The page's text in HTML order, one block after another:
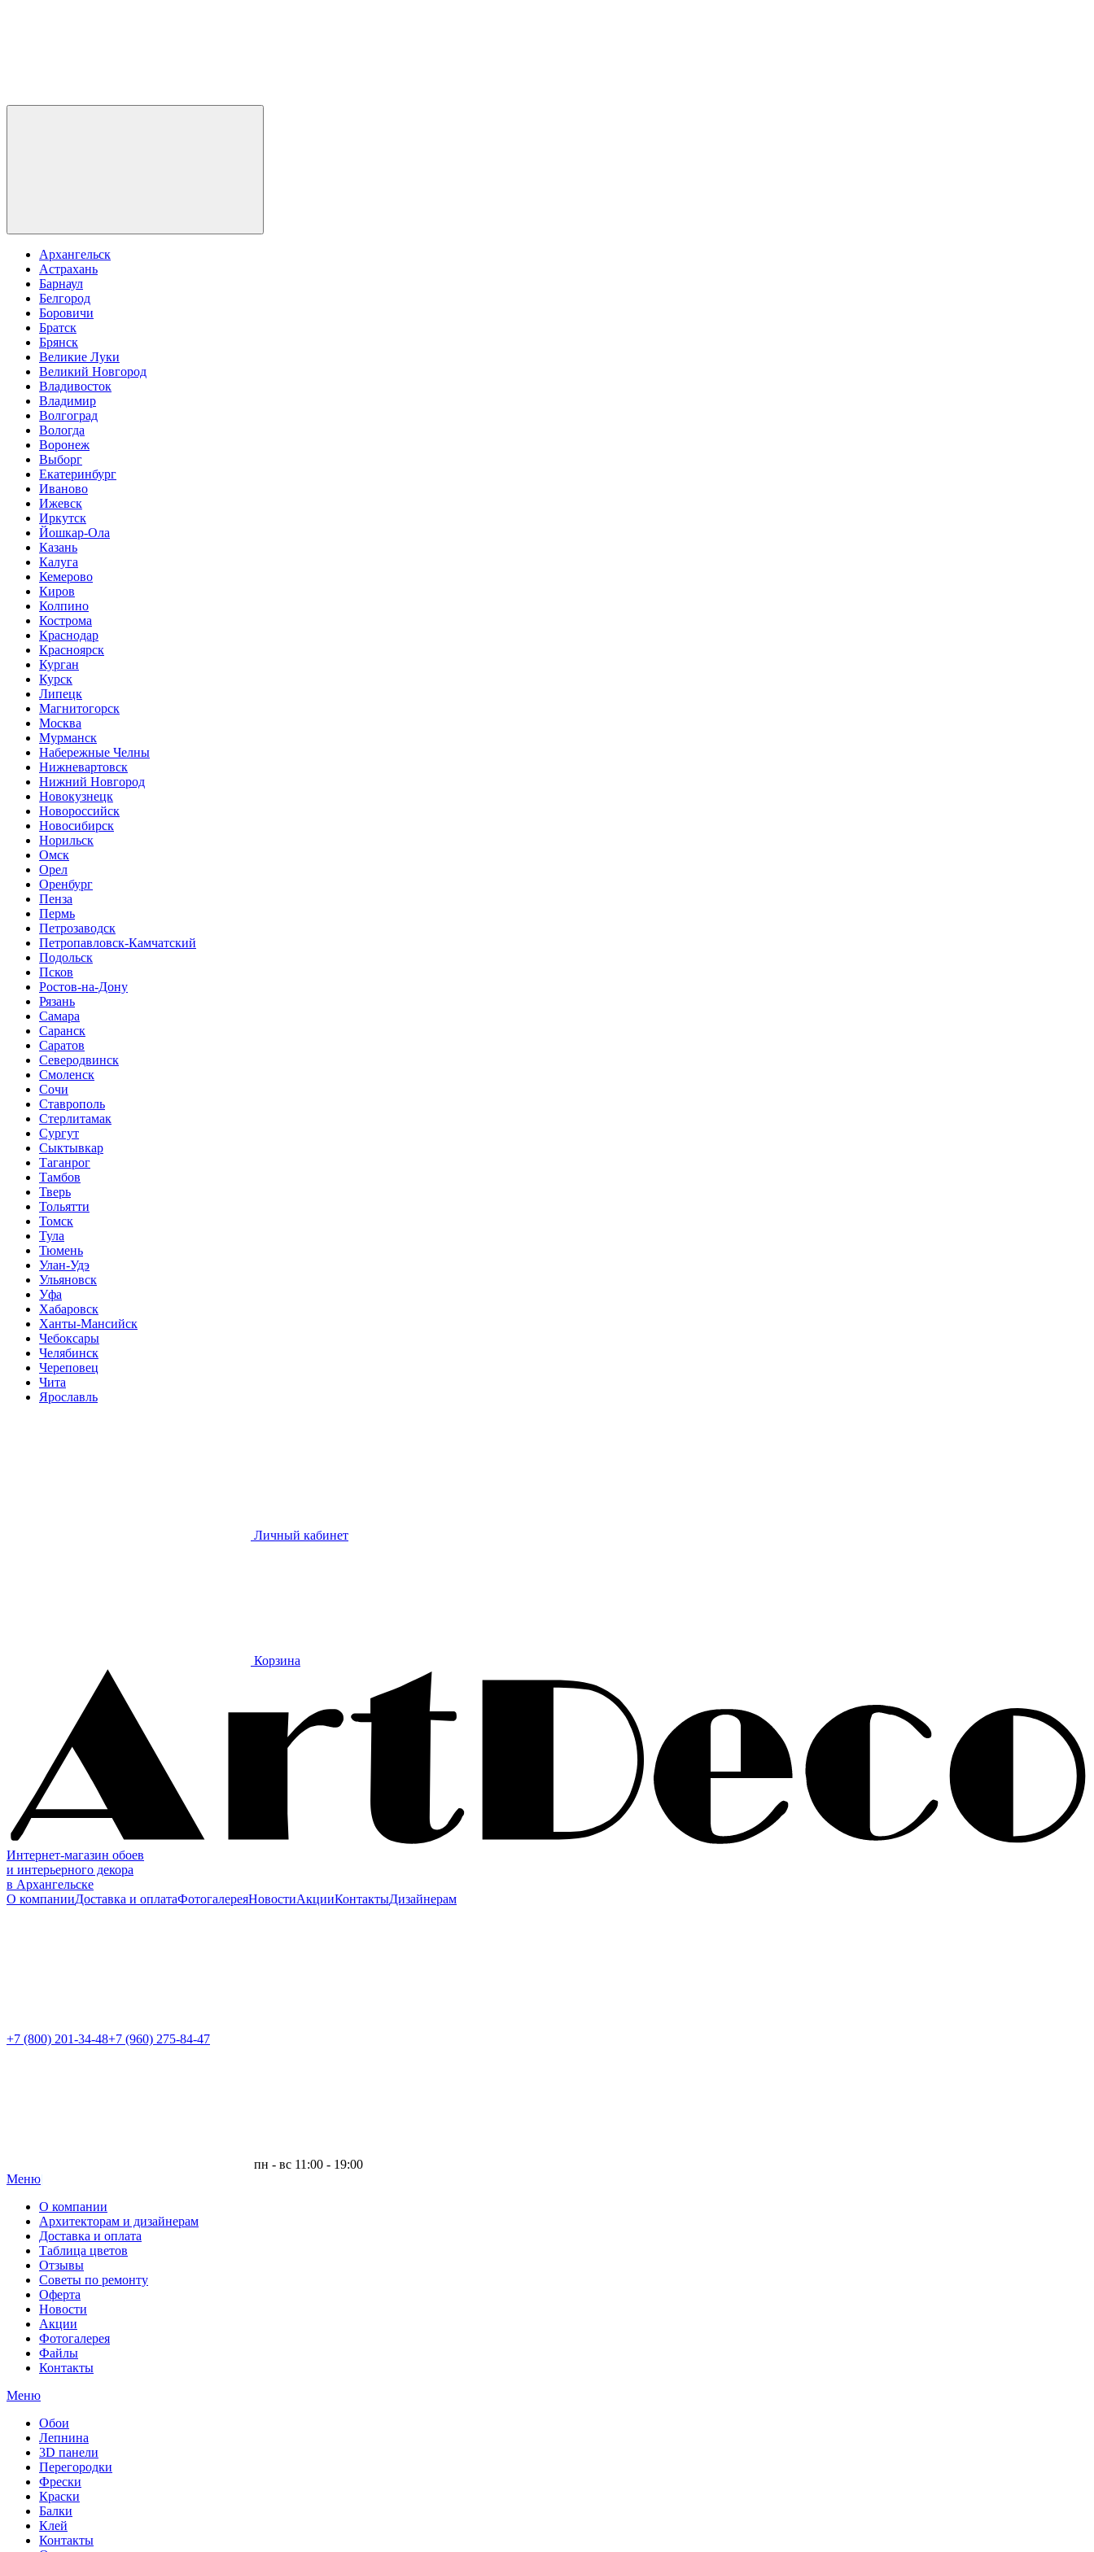
Архангельск
Астрахань
Барнаул
Белгород
Боровичи
Братск
Брянск
Великие Луки
Великий Новгород
Владивосток
Владимир
Волгоград
Вологда
Воронеж
Выборг
Екатеринбург
Иваново
Ижевск
Иркутск
Йошкар-Ола
Казань
Калуга
Кемерово
Киров
Колпино
Кострома
Краснодар
Красноярск
Курган
Курск
Липецк
Магнитогорск
Москва
Мурманск
Набережные Челны
Нижневартовск
Нижний Новгород
Новокузнецк
Новороссийск
Новосибирск
Норильск
Омск
Орел
Оренбург
Пенза
Пермь
Петрозаводск
Петропавловск-Камчатский
Подольск
Псков
Ростов-на-Дону
Рязань
Самара
Саранск
Саратов
Северодвинск
Смоленск
Сочи
Ставрополь
Стерлитамак
Сургут
Сыктывкар
Таганрог
Тамбов
Тверь
Тольятти
Томск
Тула
Тюмень
Улан-Удэ
Ульяновск
Уфа
Хабаровск
Ханты-Мансийск
Чебоксары
Челябинск
Череповец
Чита
Ярославль
Личный кабинет
Корзина
Интернет-магазин обоев
и интерьерного декора
в Архангельске
О компанииДоставка и оплатаФотогалереяНовостиАкцииКонтактыДизайнерам
+7 (800) 201-34-48+7 (960) 275-84-47
пн - вс 11:00 - 19:00
Меню|
О компании
Архитекторам и дизайнерам
Доставка и оплата
Таблица цветов
Отзывы
Советы по ремонту
Оферта
Новости
Акции
Фотогалерея
Файлы
Контакты
Меню
Обои
Лепнина
3D панели
Перегородки
Фрески
Краски
Балки
Клей
Контакты